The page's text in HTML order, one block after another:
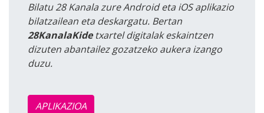
Bilatu 28 Kanala zure Android eta iOS aplikazio
bilatzailean eta deskargatu. Bertan
28KanalaKidetxartel digitalak eskaintzen
dizuten abantailez gozatzeko aukera izango
duzu.
APLIKAZIOA